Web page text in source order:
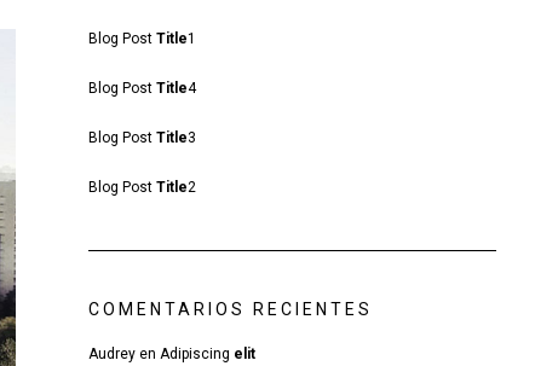
Blog Post Title1
Blog Post Title4
Blog Post Title3
Blog Post Title2
COMENTARIOS RECIENTES
Audreyen Adipiscing elit